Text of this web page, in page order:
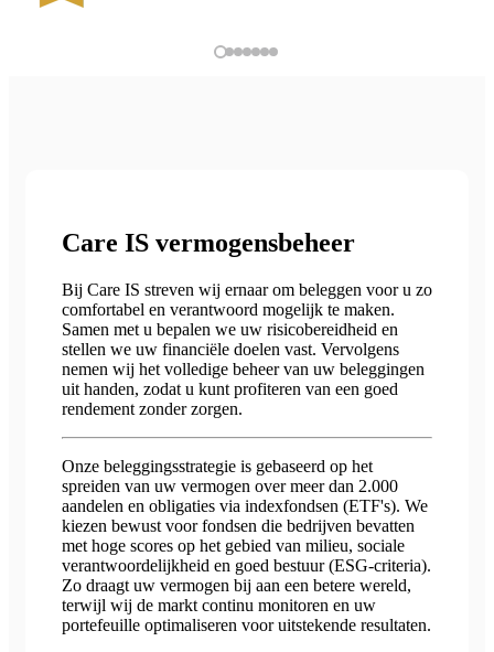
Care IS vermogensbeheer
Bij Care IS streven wij ernaar om beleggen voor u zo
comfortabel en verantwoord mogelijk te maken.
Samen met u bepalen we uw risicobereidheid en
stellen we uw financiële doelen vast. Vervolgens
nemen wij het volledige beheer van uw beleggingen
uit handen, zodat u kunt profiteren van een goed
rendement zonder zorgen.
Onze beleggingsstrategie is gebaseerd op het
spreiden van uw vermogen over meer dan 2.000
aandelen en obligaties via indexfondsen (ETF's). We
kiezen bewust voor fondsen die bedrijven bevatten
met hoge scores op het gebied van milieu, sociale
verantwoordelijkheid en goed bestuur (ESG-criteria).
Zo draagt uw vermogen bij aan een betere wereld,
terwijl wij de markt continu monitoren en uw
portefeuille optimaliseren voor uitstekende resultaten.